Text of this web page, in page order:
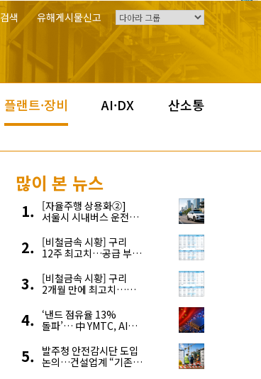
검색 유해게시물신고
플랜트·장비 AI·DX 산소통
많이 본 뉴스
[자율주행 상용화②]
서울시 시내버스 운전자
해결한다
[비철금속 시황] 구리
12주 최고치…공급 부족
[비철금속 시황] 구리
2개월 만에 최고치…
우려 확대
‘낸드 점유율 13%
돌파’… 中 YMTC, AI
4위 맹추격
발주청 안전감시단 도입
논의…건설업계 “기존